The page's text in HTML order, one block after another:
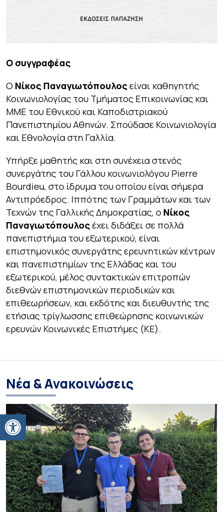
Ανοίξτε τη γραμμή εργαλείων
Ο συγγραφέας
Ο Νίκος Παναγιωτόπουλος είναι καθηγητής
Κοινωνιολογίας του Τμήματος Επικοινωνίας και
ΜΜΕ του Εθνικού και Καποδιστριακού
Πανεπιστημίου Αθηνών. Σπούδασε Κοινωνιολογία
και Εθνολογία στη Γαλλία.
Υπήρξε μαθητής και στη συνέχεια στενός
συνεργάτης του Γάλλου κοινωνιολόγου Pierre
Bourdieu, στο ίδρυμα του οποίου είναι σήμερα
Αντιπρόεδρος. Ιππότης των Γραμμάτων και των
Τεχνών της Γαλλικής Δημοκρατίας, ο Νίκος
Παναγιωτόπουλος έχει διδάξει σε πολλά
πανεπιστήμια του εξωτερικού, είναι
επιστημονικός συνεργάτης ερευνητικών κέντρων
και πανεπιστημίων της Ελλάδας και του
εξωτερικού, μέλος συντακτικών επιτροπών
διεθνών επιστημονικών περιοδικών και
επιθεωρήσεων, και εκδότης και διευθυντής της
ετήσιας τρίγλωσσης επιθεώρησης κοινωνικών
ερευνών Κοινωνικές Επιστήμες (ΚΕ).
Νέα & Ανακοινώσεις